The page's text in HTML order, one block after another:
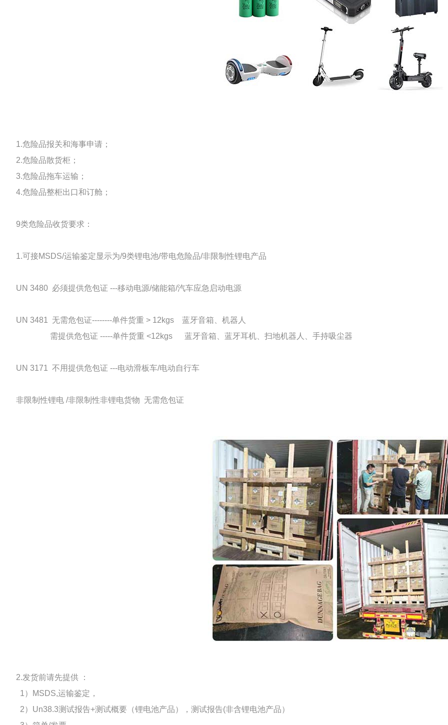
1.危险品报关和海事申请；
2.危险品散货柜；
3.危险品拖车运输；
4.危险品整柜出口和订舱；
9类危险品收货要求：
1.可接MSDS/运输鉴定显示为/9类锂电池/带电危险品/非限制性锂电产品
UN 3480 必须提供危包证 ---移动电源/储能箱/汽车应急启动电源
UN 3481 无需危包证--------单件货重 > 12kgs 蓝牙音箱、机器人
需提供危包证 -----单件货重 <12kgs 蓝牙音箱、蓝牙耳机、扫地机器人、手持吸尘器
UN 3171 不用提供危包证 ---电动滑板车/电动自行车
非限制性锂电 /非限制性非锂电货物 无需危包证
2.发货前请先提供 ：
1）MSDS,运输鉴定，
2）Un38.3测试报告+测试概要（锂电池产品），测试报告(非含锂电池产品）